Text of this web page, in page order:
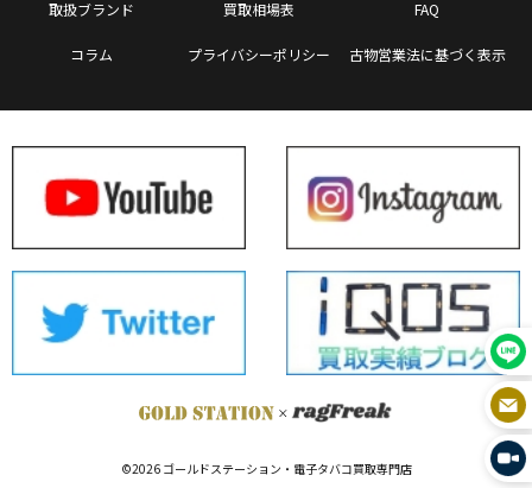
取扱ブランド 買取相場表 FAQ
コラム プライバシーポリシー 古物営業法に基づく表示
©2026 ゴールドステーション・電子タバコ買取専門店